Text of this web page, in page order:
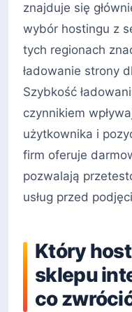
znajduje się
wybór hostingu z
tych regionach
ładowanie strony
Szybkość
czynnikiem
użytkownika i
firm oferuje
pozwalają
usług przed
Który
sklepu
co